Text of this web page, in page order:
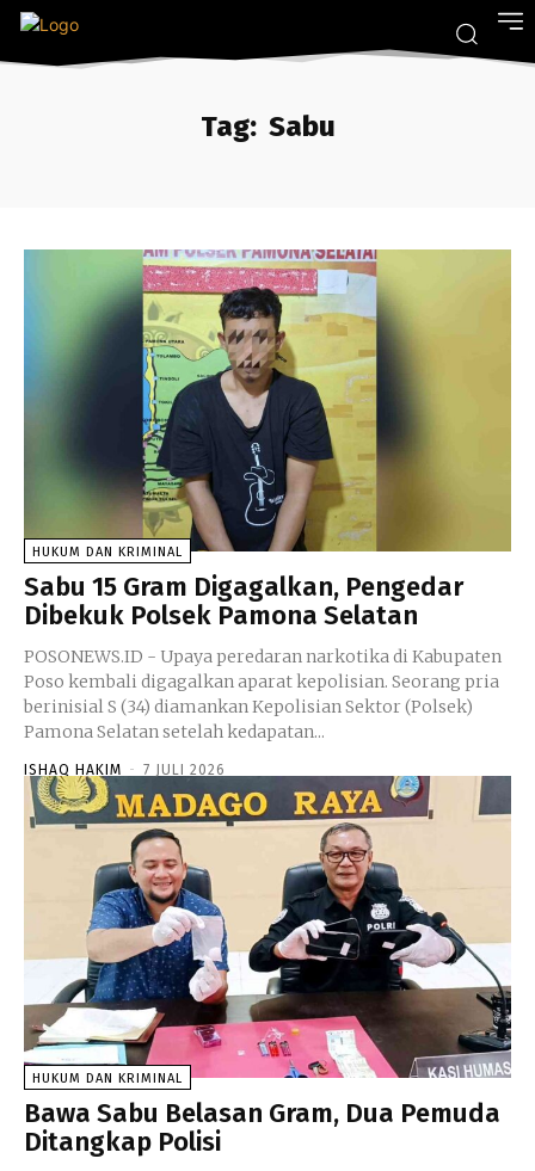
Tag: Sabu
HUKUM DAN KRIMINAL
Sabu 15 Gram Digagalkan, Pengedar
Dibekuk Polsek Pamona Selatan
POSONEWS.ID - Upaya peredaran narkotika di Kabupaten
Poso kembali digagalkan aparat kepolisian. Seorang pria
berinisial S (34) diamankan Kepolisian Sektor (Polsek)
Pamona Selatan setelah kedapatan...
ISHAQ HAKIM - 7 JULI 2026
HUKUM DAN KRIMINAL
Bawa Sabu Belasan Gram, Dua Pemuda
Ditangkap Polisi